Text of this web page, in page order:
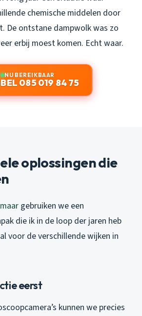
chemische middelen door
De ontstane dampwolk was zo
erbij moest komen. Echt waar.
NU BEREIKBAAR
BEL 085 019 84 75
oplossingen die
gebruiken we een
die ik in de loop der jaren heb
voor de verschillende wijken in
eerst
kunnen we precies